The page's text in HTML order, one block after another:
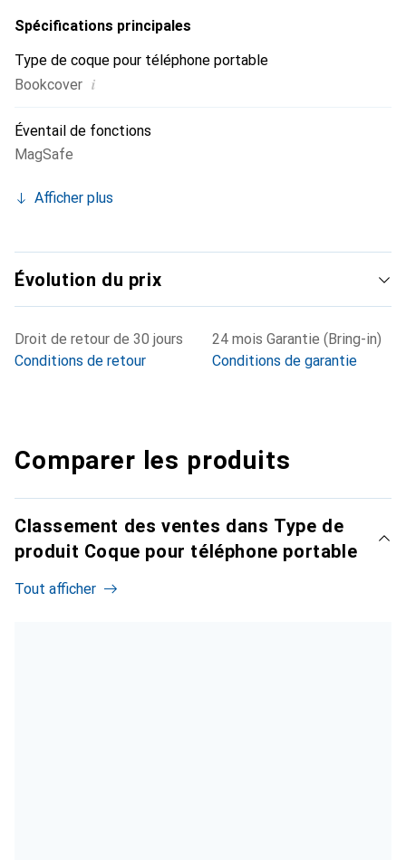
Spécifications principales
Type de coque pour téléphone portable
Bookcover i
Éventail de fonctions
MagSafe
Afficher plus
Évolution du prix
Droit de retour de 30 jours
Conditions de retour
24 mois Garantie (Bring-in)
Conditions de garantie
Comparer les produits
Classement des ventes dans Type de
produit Coque pour téléphone portable
Tout afficher